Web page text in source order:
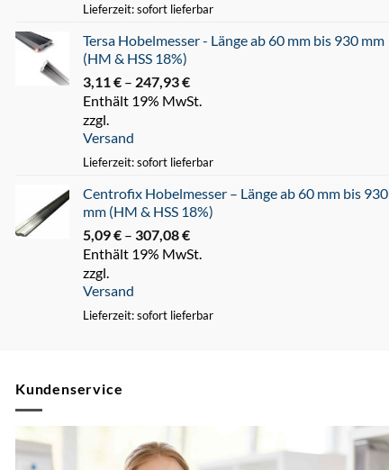
Lieferzeit: sofort lieferbar
Tersa Hobelmesser - Länge ab 60 mm bis 930 mm
(HM & HSS 18%)
3,11 € – 247,93€
3,11 €
Enthält 19% MwSt.
zzgl.
Versand
Lieferzeit: sofort lieferbar
Centrofix Hobelmesser – Länge ab 60 mm bis 930
mm (HM & HSS 18%)
5,09€ – 307,08€
5,09 €
Enthält 19% MwSt.
zzgl.
Versand
Lieferzeit: sofort lieferbar
Kundenservice